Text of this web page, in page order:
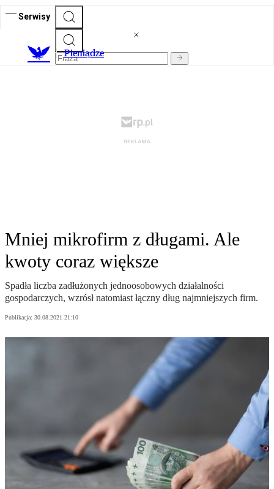
Serwisy
Pieniądze
Mniej mikrofirm z długami. Ale
kwoty coraz większe
Spadła liczba zadłużonych jednoosobowych działalności
gospodarczych, wzrósł natomiast łączny dług najmniejszych firm.
Publikacja: 30.08.2021 21:10